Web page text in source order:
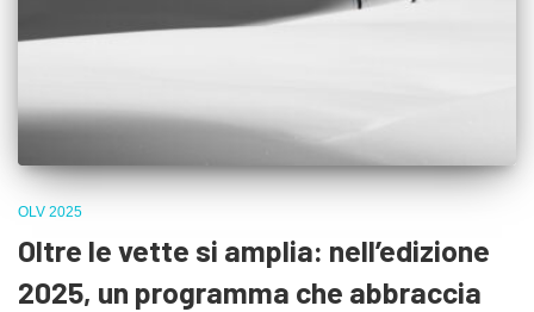
OLV 2025
Oltre le vette si amplia: nell’edizione
2025, un programma che abbraccia